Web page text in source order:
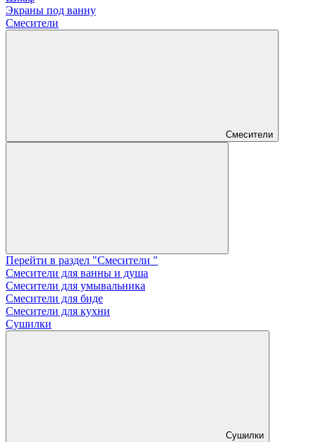
Экраны под ванну
Смесители
Смесители
Перейти в раздел "Смесители "
Смесители для ванны и душа
Смесители для умывальника
Смесители для биде
Смесители для кухни
Сушилки
Сушилки